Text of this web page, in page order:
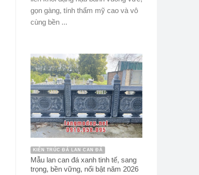
gọn gàng, tính thẩm mỹ cao và vô
cùng bền ...
KIẾN TRÚC ĐÁ LAN CAN ĐÁ
Mẫu lan can đá xanh tinh tế, sang
trọng, bền vững, nổi bật năm 2026